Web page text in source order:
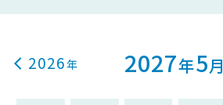
2026 2027年5月